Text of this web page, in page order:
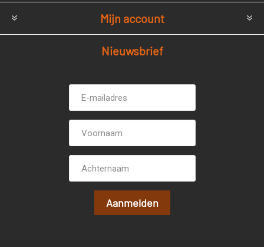
Mijn account
Nieuwsbrief
mailadres *